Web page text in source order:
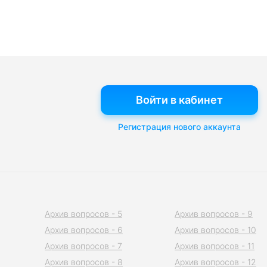
Войти в кабинет
Регистрация нового аккаунта
Архив вопросов - 5
Архив вопросов - 6
Архив вопросов - 7
Архив вопросов - 8
Архив вопросов - 9
Архив вопросов - 10
Архив вопросов - 11
Архив вопросов - 12